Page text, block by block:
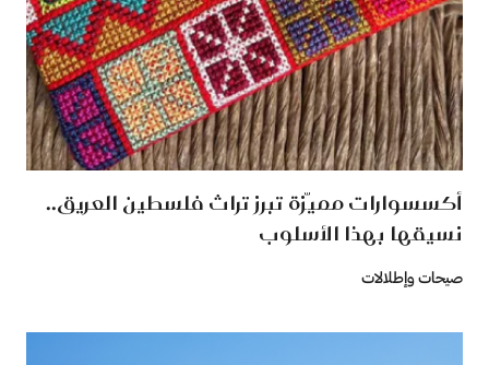
أكسسوارات مميّزة تبرز تراث فلسطين العريق..
نسيقها بهذا الأسلوب
صيحات وإطلالات